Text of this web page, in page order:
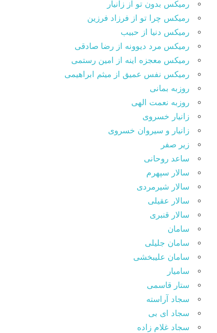
رمیکس بدون تو از زانیار
رمیکس چرا تو از فرزاد فرزین
رمیکس دنیا از حبیب
رمیکس مرد دیوونه از رضا صادقی
رمیکس معجزه اینه از امین رستمی
رمیکس نفس عمیق از میثم ابراهیمی
روزبه بمانی
روزبه نعمت الهی
زانیار خسروی
زانیار و سیروان خسروی
زیر صفر
ساعد روحانی
سالار سپهرم
سالار شیرمردی
سالار عقیلی
سالار قنبری
سامان
سامان جلیلی
سامان علیبخشی
سامیار
ستار قاسمی
سجاد آراسته
سجاد ای بی
سجاد غلام زاده